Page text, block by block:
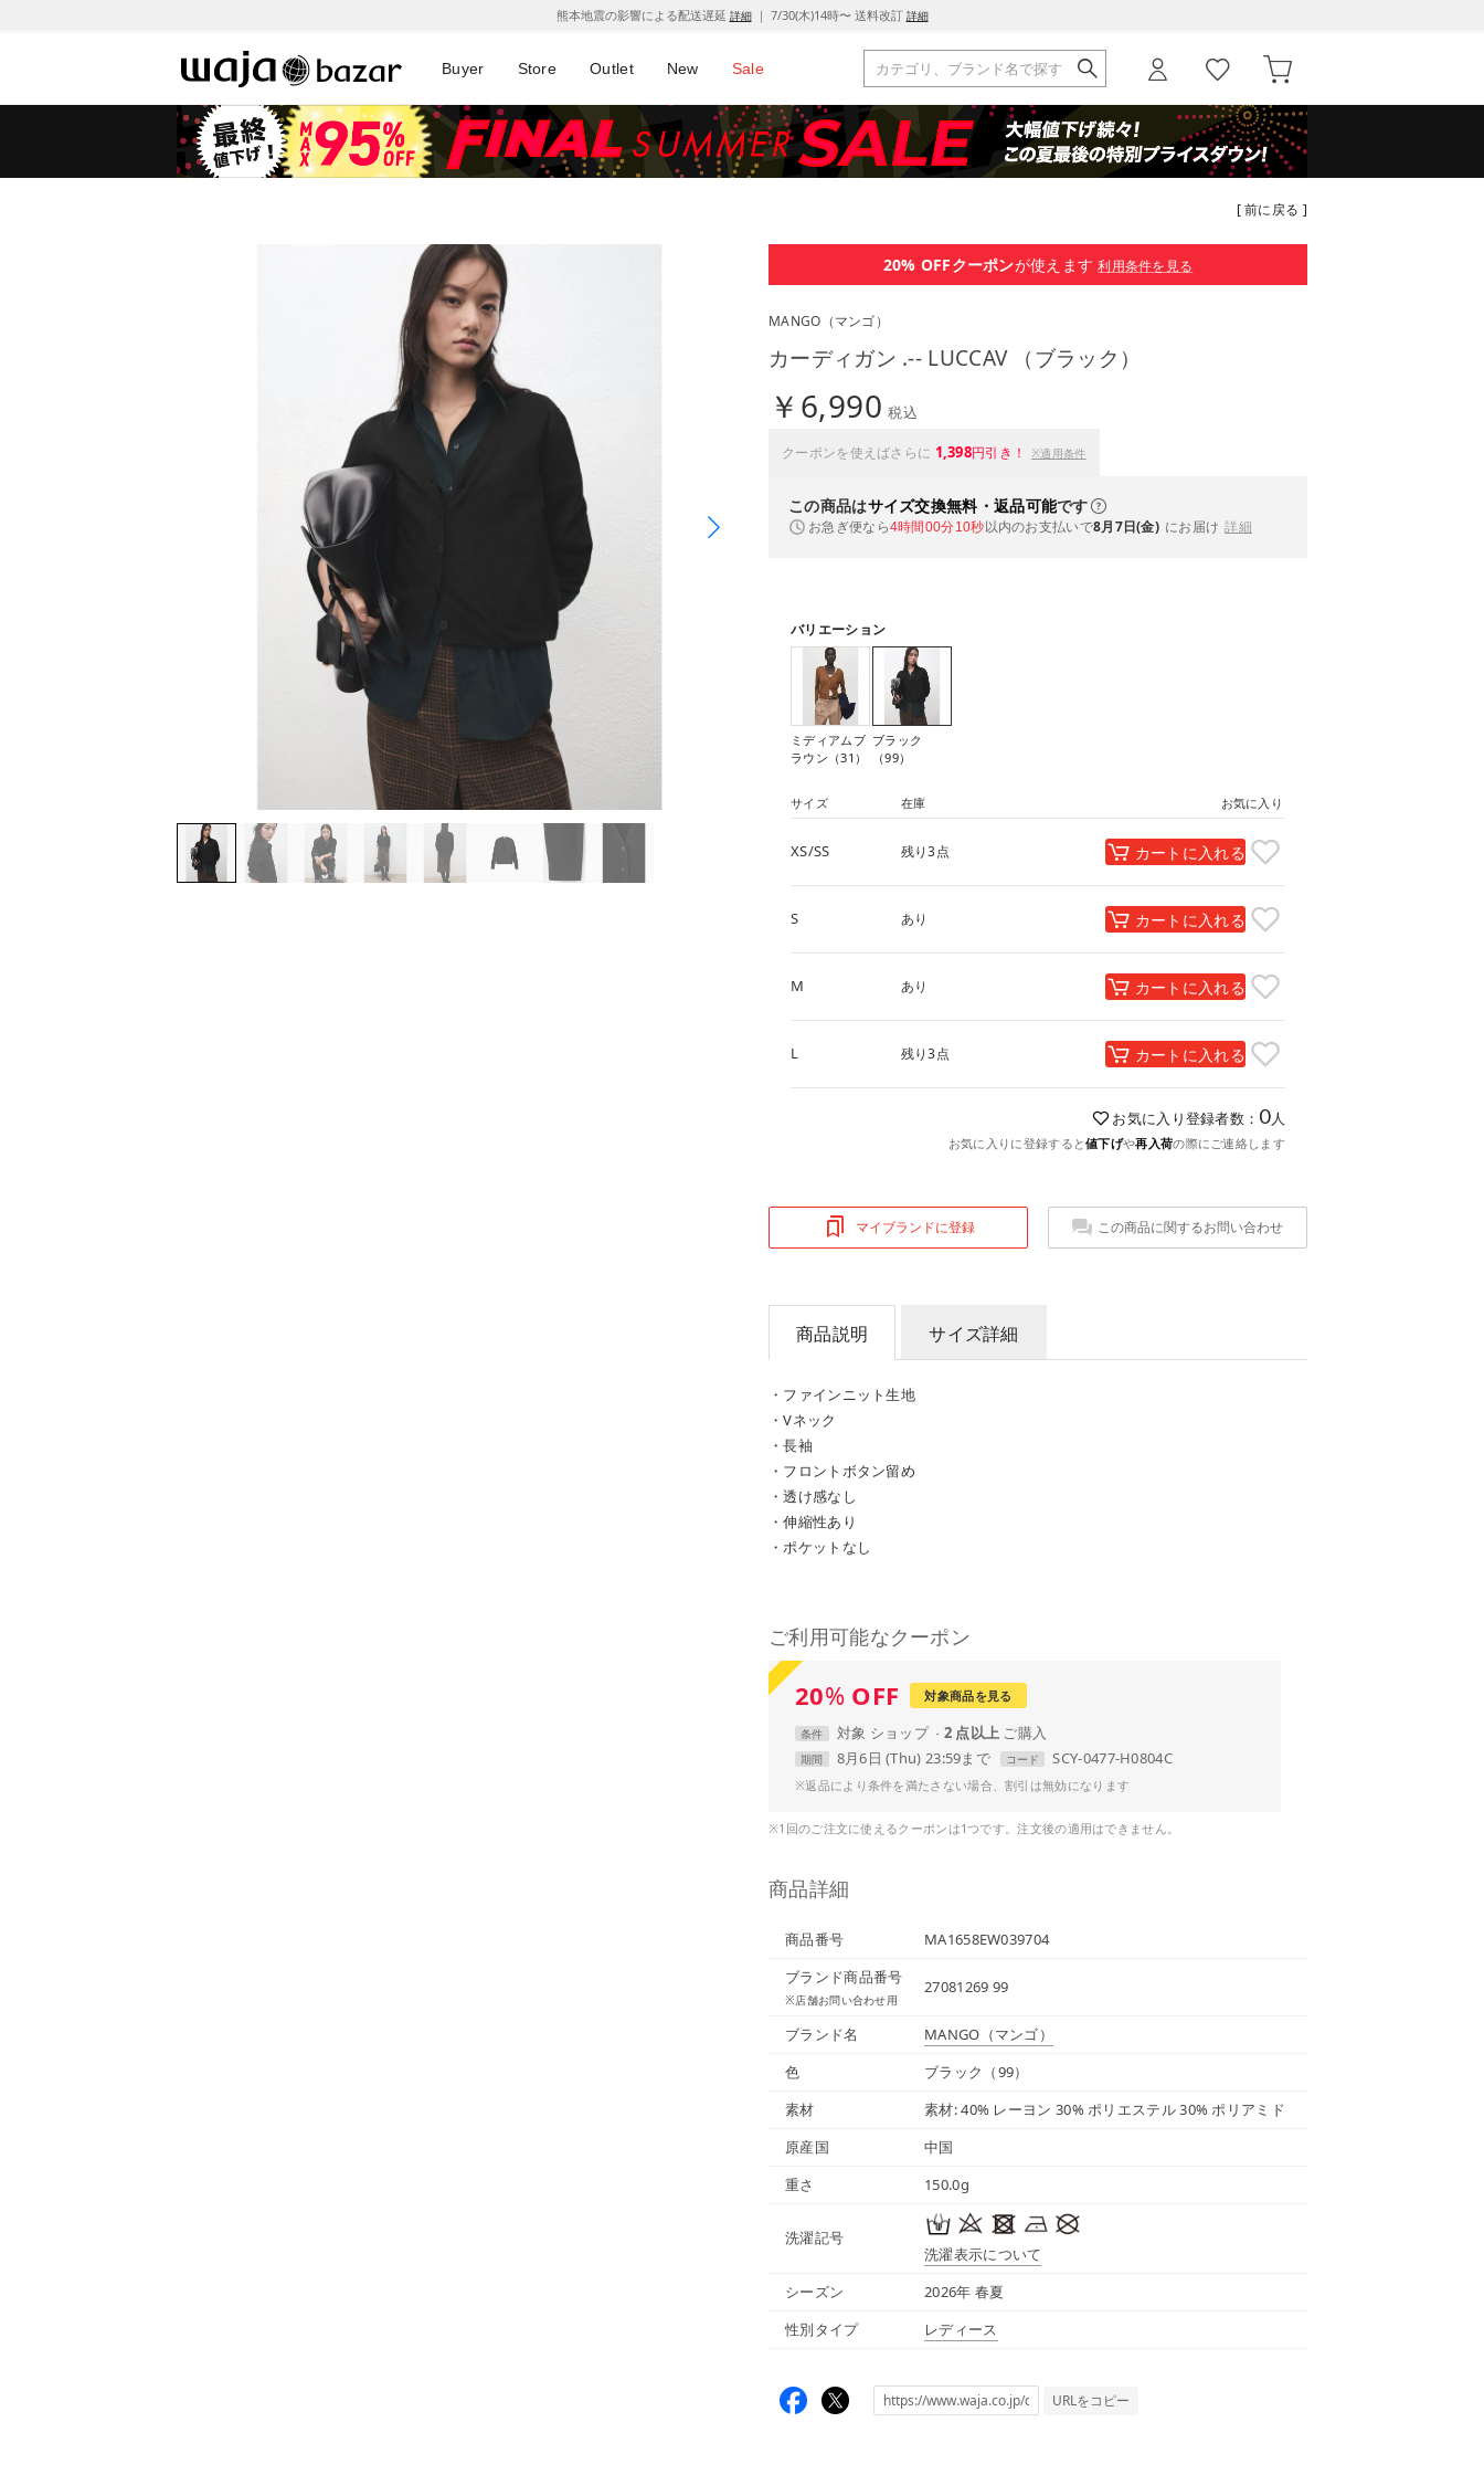
熊本地震の影響による配送遅延 詳細｜ 7/30(木)14時〜 送料改訂 詳細
Buyer Store Outlet New Sale
[ 前に戻る ]
20% OFFクーポンが使えます 利用条件を見る
MANGO （マンゴ）
カーディガン .-- LUCCAV （ブラック）
￥6,990 税込
クーポンを使えばさらに 1,398円引き！ ※適用条件
この商品はサイズ交換無料・返品可能です
お急ぎ便なら4時間00分10秒以内のお支払いで8月7日(金) にお届け 詳細
バリエーション
ミディアムブ
ラウン（31）
ブラック
（99）
サイズ 在庫 お気に入り
XS/SS 残り3点 カートに入れる
S あり カートに入れる
M あり カートに入れる
L 残り3点 カートに入れる
お気に入り登録者数： 0人
お気に入りに登録すると値下げや再入荷の際にご連絡します
マイブランドに登録 この商品に関するお問い合わせ
商品説明 サイズ詳細
・ファインニット生地
・Vネック
・長袖
・フロントボタン留め
・透け感なし
・伸縮性あり
・ポケットなし
ご利用可能なクーポン
20%OFF 対象商品を見る
条件 対象 ショップ 2 点以上
期間 8月6日 (Thu) 23:59まで コード SCY-0477-H0804C
※返品により条件を満たさない場合、割引は無効になります
※1回のご注文に使えるクーポンは1つです。注文後の適用はできません。
商品詳細
商品番号
MA1658EW039704
ブランド商品番号
※店舗お問い合わせ用
27081269 99
ブランド名 MANGO （マンゴ）
色
ブラック（99）
素材
素材: 40% レーヨン 30% ポリエステル 30% ポリアミド
原産国
中国
重さ
150.0g
洗濯記号
洗濯表示について
シーズン
2026年 春夏
性別タイプ
レディース
URLをコピー